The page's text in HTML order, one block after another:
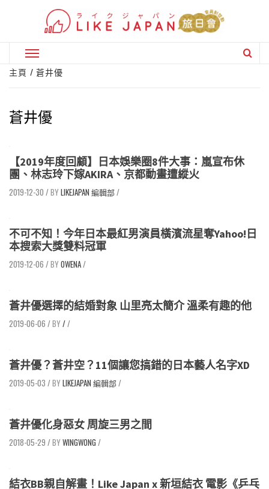
Primary
Menu
主頁 蒼井優
蒼井優
【2019年度回顧】日本娛樂圈8件大事：嵐宣布休
團、林志玲下嫁AKIRA、京都動畫遭縱火
2019-12-30 / LIKEJAPAN 編輯部/
不可不知！今年日本最紅男演員橫濱流星奪Yahoo!日
本搜索大獎雙料冠軍
2019-12-06 / OWENA/
蒼井優選擇的結婚對象 山里亮太簡介 溫柔有趣的他
2019-06-06 / //
蒼井優？蒼井空？11個讓您搞錯的日本藝人名字XD
2019-05-03 / LIKEJAPAN 編輯部/
蒼井優化身惡女 周旋三男之間
2018-05-29 / WINGWONG /
結衣BB親自解畫！Like Japan x 新垣結衣 電影《乒乓